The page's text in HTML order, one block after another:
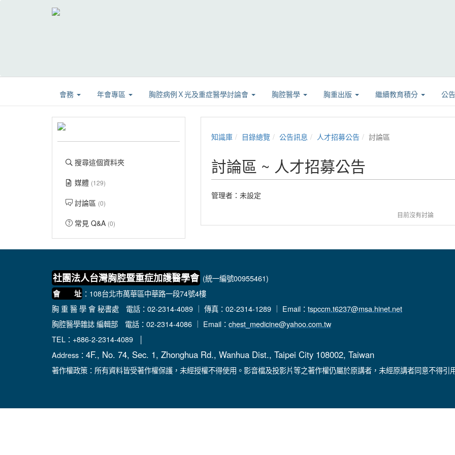
會務 年會專區 胸腔病例Ｘ光及重症醫學討論會 胸腔醫學 胸重出版 繼續教育積分 公
搜尋這個資料夾
媒體 (129)
討論區 (0)
常見 Q&A (0)
知識庫 目錄總覽 公告訊息 人才招募公告 討論區
討論區 ~ 人才招募公告
管理者：未設定
目前沒有討論
社團法人台灣胸腔暨重症加護醫學會 (統一編號00955461)
會 址 ：108台北市萬華區中華路一段74號4樓
胸 重 醫 學 會 秘書處 電話：02-2314-4089 ｜ 傳真：02-2314-1289 ｜ Email： tspccm.t6237@msa.hinet.net
胸腔醫學雜誌 編輯部 電話：02-2314-4086 ｜ Email： chest_medicine@yahoo.com.tw
TEL：+886-2-2314-4089 │
Address： 4F., No. 74, Sec. 1, Zhonghua Rd., Wanhua Dist., Taipei City 108002, Taiwan
著作權政策：所有資料皆受著作權保護，未經授權不得使用。影音檔及投影片等之著作權仍屬於原講者，未經原講者同意不得引